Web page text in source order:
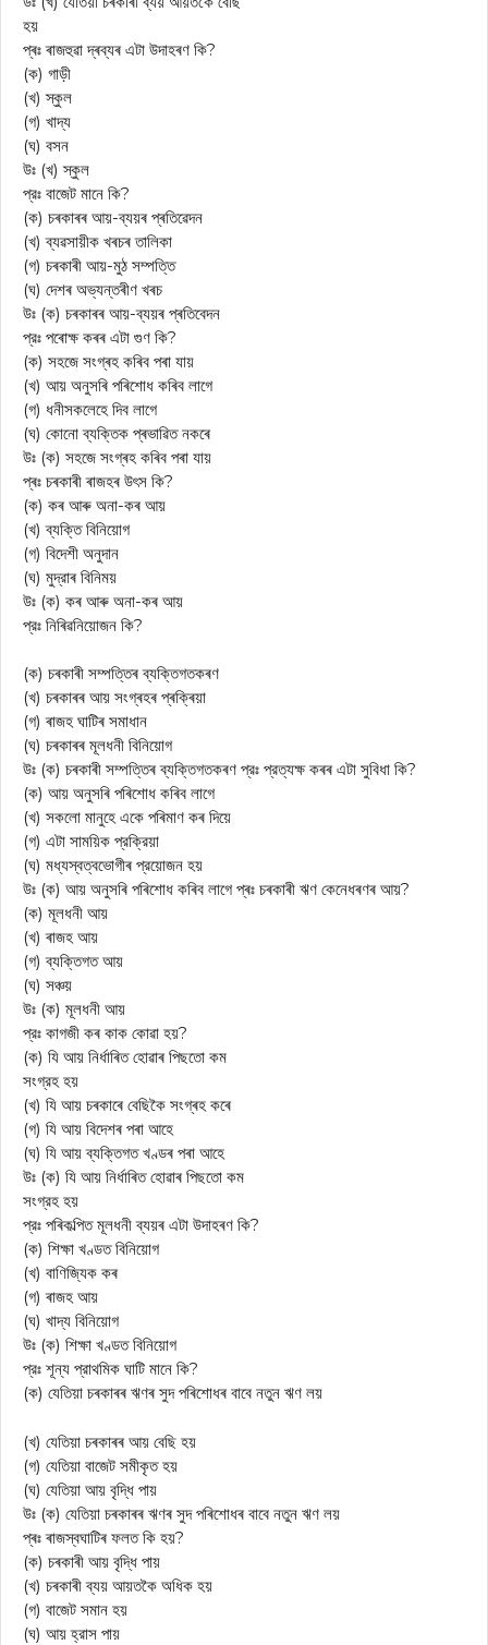
হয়
প্ৰঃ ৰাজহুৱা দ্ৰব্যৰ এটা উদাহৰণ কি?
(ক) গাড়ী
(খ) স্কুল
(গ) খাদ্য
(ঘ) বসন
উঃ (খ) স্কুল
প্রঃ বাজেট মানে কি?
(ক) চৰকাৰৰ আয়-ব্যয়ৰ প্ৰতিৱেদন
(খ) ব্যৱসায়ীক খৰচৰ তালিকা
(গ) চৰকাৰী আয়-মুঠ সম্পত্তি
(ঘ) দেশৰ অভ্যন্তৰীণ খৰচ
উঃ (ক) চৰকাৰৰ আয়-ব্যয়ৰ প্ৰতিবেদন
প্রঃ পৰোক্ষ কৰৰ এটা গুণ কি?
(ক) সহজে সংগ্ৰহ কৰিব পৰা যায়
(খ) আয় অনুসৰি পৰিশোধ কৰিব লাগে
(গ) ধনীসকলেহে দিব লাগে
(ঘ) কোনো ব্যক্তিক প্ৰভাৱিত নকৰে
উঃ (ক) সহজে সংগ্ৰহ কৰিব পৰা যায়
প্ৰঃ চৰকাৰী ৰাজহৰ উৎস কি?
(ক) কৰ আৰু অনা-কৰ আয়
(খ) ব্যক্তি বিনিয়োগ
(গ) বিদেশী অনুদান
(ঘ) মুদ্রাৰ বিনিময়
উঃ (ক) কৰ আৰু অনা-কৰ আয়
প্রঃ নিৰিৱনিয়োজন কি?
(ক) চৰকাৰী সম্পত্তিৰ ব্যক্তিগতকৰণ
(খ) চৰকাৰৰ আয় সংগ্ৰহৰ প্ৰক্ৰিয়া
(গ) ৰাজহ ঘাটিৰ সমাধান
(ঘ) চৰকাৰৰ মূলধনী বিনিয়োগ
উঃ (ক) চৰকাৰী সম্পত্তিৰ ব্যক্তিগতকৰণ প্রঃ প্রত্যক্ষ কৰৰ এটা সুবিধা কি?
(ক) আয় অনুসৰি পৰিশোধ কৰিব লাগে
(খ) সকলো মানুহে একে পৰিমাণ কৰ দিয়ে
(গ) এটা সাময়িক প্রক্রিয়া
(ঘ) মধ্যস্বত্বভোগীৰ প্রয়োজন হয়
উঃ (ক) আয় অনুসৰি পৰিশোধ কৰিব লাগে প্ৰঃ চৰকাৰী ঋণ কেনেধৰণৰ আয়?
(ক) মূলধনী আয়
(খ) ৰাজহ আয়
(গ) ব্যক্তিগত আয়
(ঘ) সঞ্চয়
উঃ (ক) মূলধনী আয়
প্রঃ কাগজী কৰ কাক কোৱা হয়?
(ক) যি আয় নির্ধাৰিত হোৱাৰ পিছতো কম
সংগ্রহ হয়
(খ) যি আয় চৰকাৰে বেছিকৈ সংগ্ৰহ কৰে
(গ) যি আয় বিদেশৰ পৰা আহে
(ঘ) যি আয় ব্যক্তিগত খণ্ডৰ পৰা আহে
উঃ (ক) যি আয় নির্ধাৰিত হোৱাৰ পিছতো কম
সংগ্রহ হয়
প্রঃ পৰিকল্পিত মূলধনী ব্যয়ৰ এটা উদাহৰণ কি?
(ক) শিক্ষা খণ্ডত বিনিয়োগ
(খ) বাণিজ্যিক কৰ
(গ) ৰাজহ আয়
(ঘ) খাদ্য বিনিয়োগ
উঃ (ক) শিক্ষা খণ্ডত বিনিয়োগ
প্রঃ শূন্য প্রাথমিক ঘাটি মানে কি?
(ক) যেতিয়া চৰকাৰৰ ঋণৰ সুদ পৰিশোধৰ বাবে নতুন ঋণ লয়
(খ) যেতিয়া চৰকাৰৰ আয় বেছি হয়
(গ) যেতিয়া বাজেট সমীকৃত হয়
(ঘ) যেতিয়া আয় বৃদ্ধি পায়
উঃ (ক) যেতিয়া চৰকাৰৰ ঋণৰ সুদ পৰিশোধৰ বাবে নতুন ঋণ লয়
প্ৰঃ ৰাজস্বঘাটিৰ ফলত কি হয়?
(ক) চৰকাৰী আয় বৃদ্ধি পায়
(খ) চৰকাৰী ব্যয় আয়তকৈ অধিক হয়
(গ) বাজেট সমান হয়
(ঘ) আয় হ্রাস পায়